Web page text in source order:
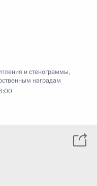
и стенограммы,
наградам